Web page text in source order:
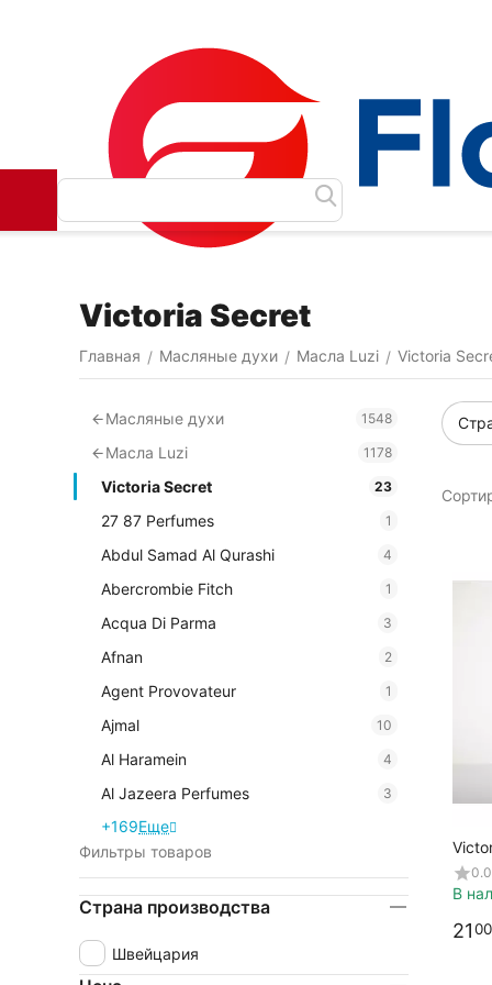
Victoria Secret
Главная / Масляные духи / Масла Luzi / Victoria
0.0
В
2100
Масляные духи 1548
Масла Luzi 1178
Victoria Secret 23
27 87 Perfumes 1
Abdul Samad Al Qurashi 4
Abercrombie Fitch 1
Acqua Di Parma 3
Afnan 2
Agent Provovateur 1
Ajmal 10
Al Haramein 4
Al Jazeera Perfumes 3
+169Еще
Фильтры товаров
Страна производства
Швейцария